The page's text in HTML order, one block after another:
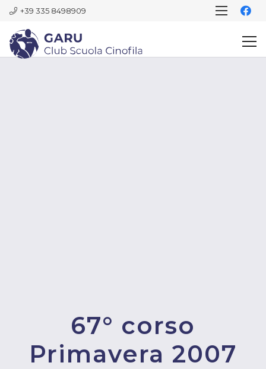
+39 335 8498909
67° corso
Primavera 2007